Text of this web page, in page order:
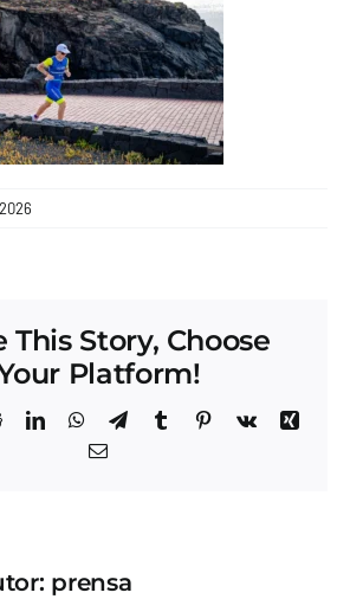
This Story, Choose
Platform!
RedditLinkedInWhatsApp
TelegramTumblrPinterest
Vk
Xing
Correo
prensa